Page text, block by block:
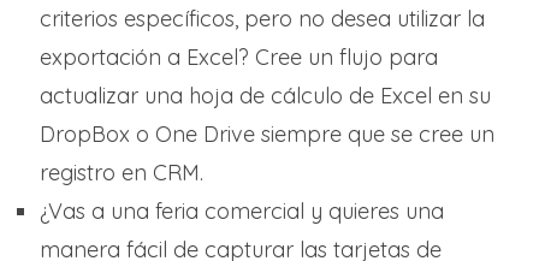
criterios específicos, pero no desea utilizar la
exportación a Excel? Cree un flujo para
actualizar una hoja de cálculo de Excel en su
DropBox o One Drive siempre que se cree un
registro en CRM.
¿Vas a una feria comercial y quieres una
manera fácil de capturar las tarjetas de